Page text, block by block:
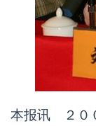
本报讯 ２０